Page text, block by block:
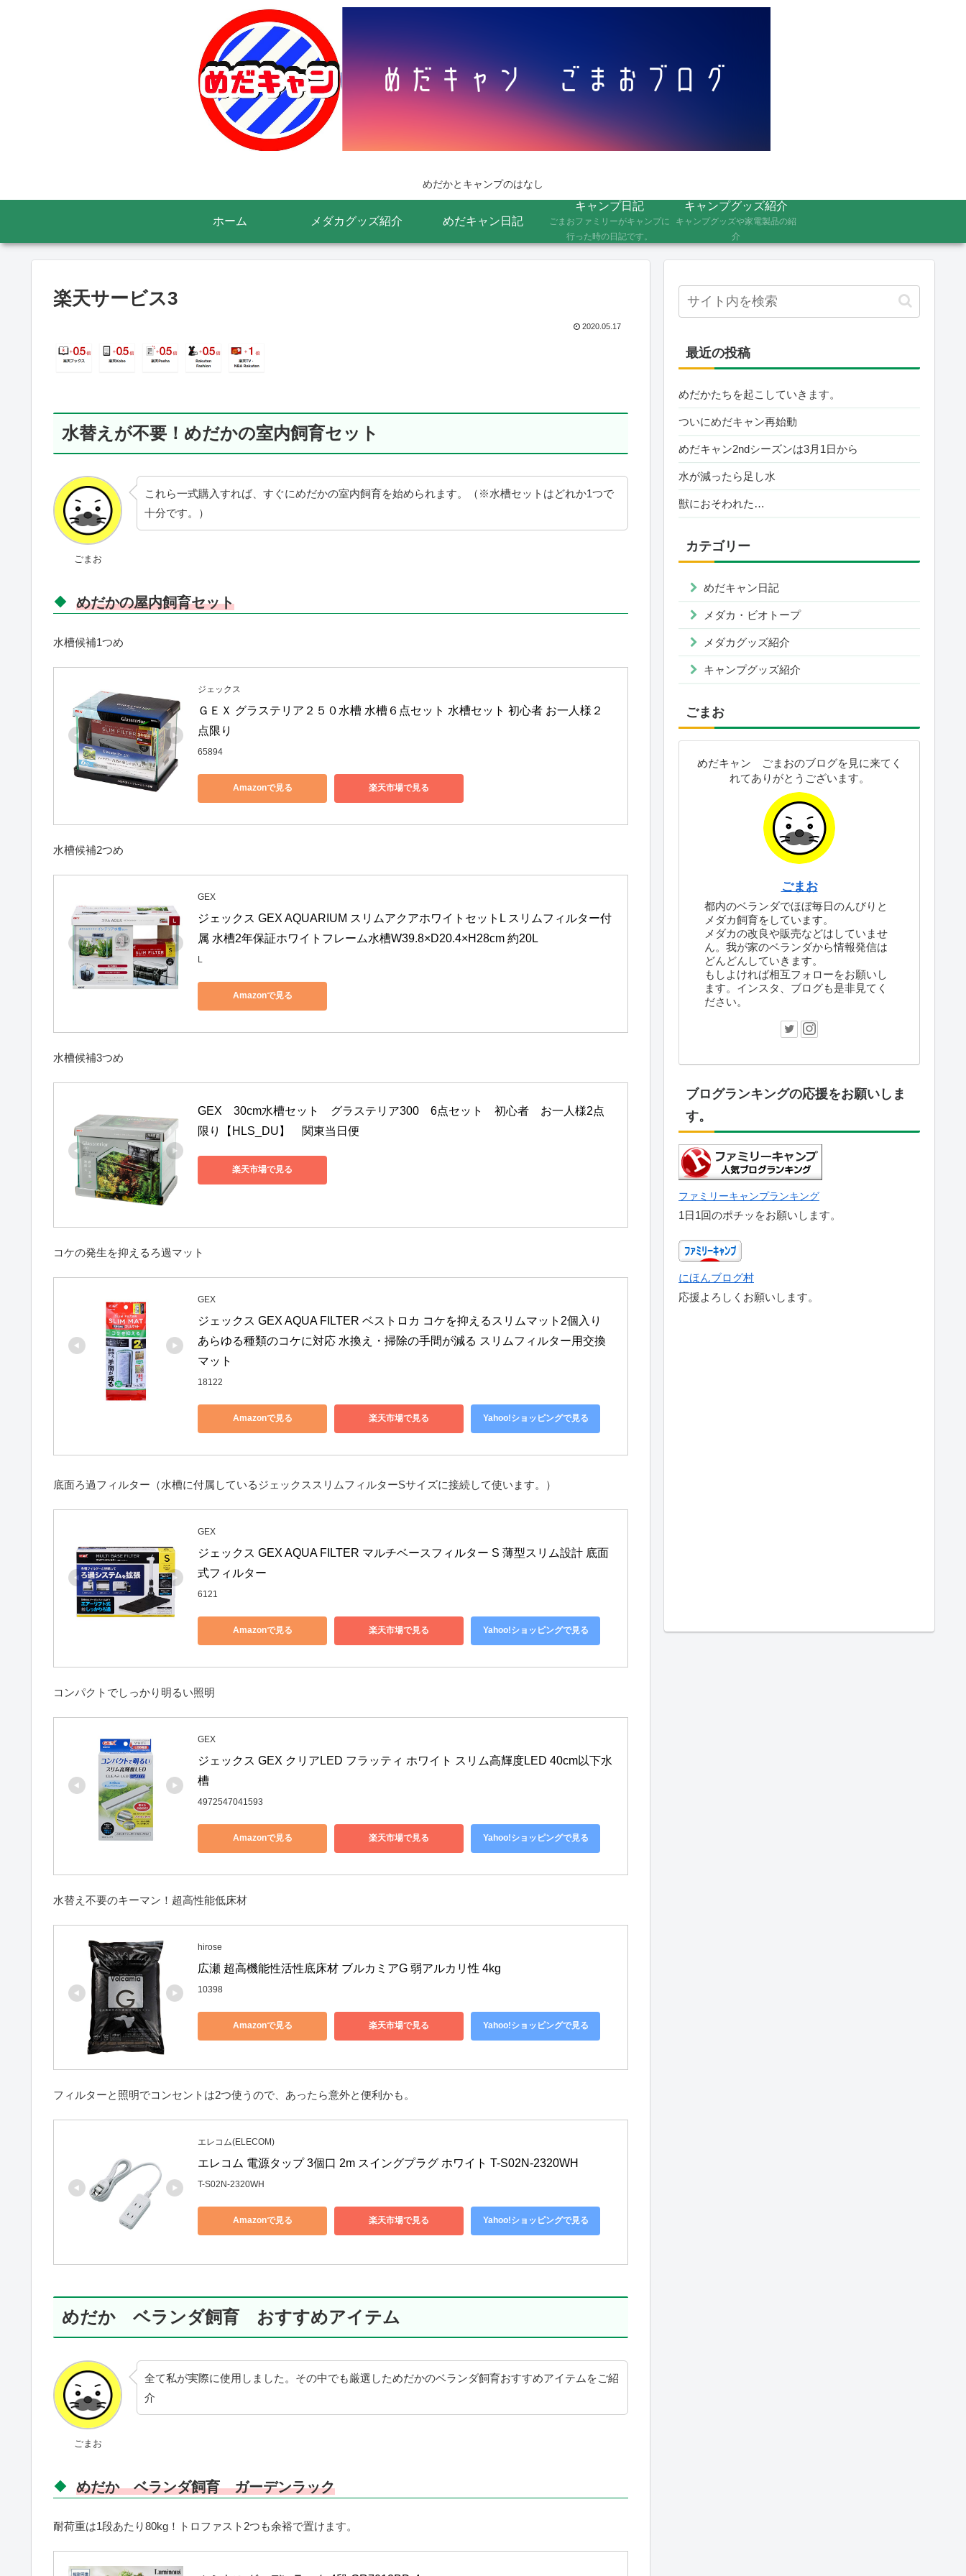
めだかとキャンプのはなし
ホーム メダカグッズ紹介 めだキャン日記
キャンプ日記
ごまおファミリーがキャンプに
行った時の日記です。
キャンプグッズ紹介
キャンプグッズや家電製品の紹
介
楽天サービス3
2020.05.17
水替えが不要！めだかの室内飼育セット
ごまお
これら一式購入すれば、すぐにめだかの室内飼育を始められます。（※水槽セットはどれか1つで
十分です。）
めだかの屋内飼育セット
水槽候補1つめ
ジェックス
ＧＥＸ グラステリア２５０水槽 水槽６点セット 水槽セット 初心者 お一人様２
点限り
65894
Amazonで見る 楽天市場で見る
水槽候補2つめ
GEX
ジェックス GEX AQUARIUM スリムアクアホワイトセットL スリムフィルター付
属 水槽2年保証ホワイトフレーム水槽W39.8×D20.4×H28cm 約20L
L
Amazonで見る
水槽候補3つめ
GEX　30cm水槽セット　グラステリア300　6点セット　初心者　お一人様2点
限り【HLS_DU】　関東当日便
楽天市場で見る
コケの発生を抑えるろ過マット
GEX
ジェックス GEX AQUA FILTER ベストロカ コケを抑えるスリムマット2個入り
あらゆる種類のコケに対応 水換え・掃除の手間が減る スリムフィルター用交換
マット
18122
Amazonで見る 楽天市場で見る Yahoo!ショッピングで見る
底面ろ過フィルター（水槽に付属しているジェックススリムフィルターSサイズに接続して使います。）
GEX
ジェックス GEX AQUA FILTER マルチベースフィルター S 薄型スリム設計 底面
式フィルター
6121
Amazonで見る 楽天市場で見る Yahoo!ショッピングで見る
コンパクトでしっかり明るい照明
GEX
ジェックス GEX クリアLED フラッティ ホワイト スリム高輝度LED 40cm以下水
槽
4972547041593
Amazonで見る 楽天市場で見る Yahoo!ショッピングで見る
水替え不要のキーマン！超高性能低床材
hirose
広瀬 超高機能性活性底床材 ブルカミアG 弱アルカリ性 4kg
10398
Amazonで見る 楽天市場で見る Yahoo!ショッピングで見る
フィルターと照明でコンセントは2つ使うので、あったら意外と便利かも。
エレコム(ELECOM)
エレコム 電源タップ 3個口 2m スイングプラグ ホワイト T-S02N-2320WH
T-S02N-2320WH
Amazonで見る 楽天市場で見る Yahoo!ショッピングで見る
めだか ベランダ飼育 おすすめアイテム
ごまお
全て私が実際に使用しました。その中でも厳選しためだかのベランダ飼育おすすめアイテムをご紹
介
めだか ベランダ飼育 ガーデンラック
耐荷重は1段あたり80kg！トロファスト2つも余裕で置けます。
最近の投稿
めだかたちを起こしていきます。
ついにめだキャン再始動
めだキャン2ndシーズンは3月1日から
水が減ったら足し水
獣におそわれた…
カテゴリー
めだキャン日記
メダカ・ビオトープ
メダカグッズ紹介
キャンプグッズ紹介
ごまお
めだキャン ごまおのブログを見に来てく
れてありがとうございます。
ごまお
都内のベランダでほぼ毎日のんびりと
メダカ飼育をしています。
メダカの改良や販売などはしていませ
ん。我が家のベランダから情報発信は
どんどんしていきます。
もしよければ相互フォローをお願いし
ます。インスタ、ブログも是非見てく
ださい。
ブログランキングの応援をお願いしま
す。
ファミリーキャンプランキング
1日1回のポチッをお願いします。
にほんブログ村
応援よろしくお願いします。